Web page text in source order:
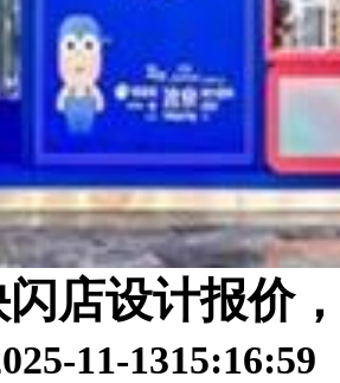
店设计报价
11-1315:16:59